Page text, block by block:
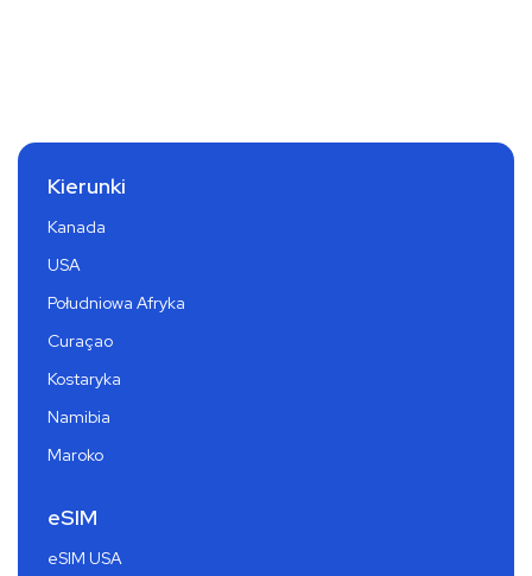
Kierunki
Kanada
USA
Południowa Afryka
Curaçao
Kostaryka
Namibia
Maroko
eSIM
eSIM USA